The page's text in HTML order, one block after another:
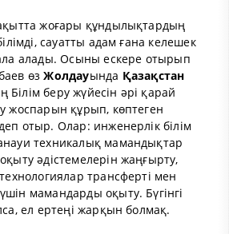
жоғары құндылықтардың
сауатты адам ғана келешек
ала алады. Осыны ескере отырып
өзЖолдауында Қазақстан
Білім беру жүйесін әрі қарай
жоспарын құрып, көптеген
отыр. Олар: инженерлік білім
техникалық мамандықтар
әдістемелерін жаңғырту,
технологиялар трансферті мен
мамандарды оқыту. Бүгінгі
ел ертеңі жарқын болмақ.